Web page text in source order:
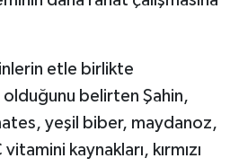
etle birlikte
belirten Şahin,
yeşil biber, maydanoz,
kaynakları, kırmızı